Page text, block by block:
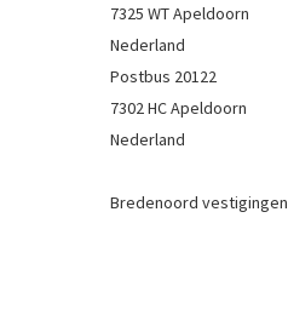
7325 WT Apeldoorn
Nederland
Postbus 20122
7302 HC Apeldoorn
Nederland
Bredenoord vestigingen